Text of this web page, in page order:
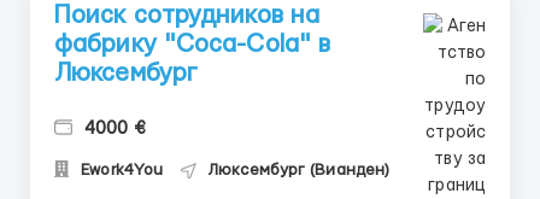
Поиск сотрудников на
фабрику "Coca-Cola" в
Люксембург
4000 €
Ework4You Люксембург (Вианден)